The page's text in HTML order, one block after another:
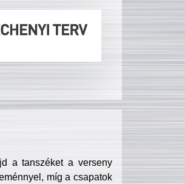
a tanszéket a verseny
míg a csapatok